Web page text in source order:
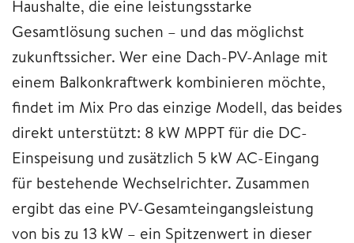
Haushalte, die eine leistungsstarke
Gesamtlösung suchen – und das möglichst
zukunftssicher. Wer eine Dach-PV-Anlage mit
einem Balkonkraftwerk kombinieren möchte,
findet im Mix Pro das einzige Modell, das beides
direkt unterstützt: 8 kW MPPT für die DC-
Einspeisung und zusätzlich 5 kW AC-Eingang
für bestehende Wechselrichter. Zusammen
ergibt das eine PV-Gesamteingangsleistung
von bis zu 13 kW – ein Spitzenwert in dieser